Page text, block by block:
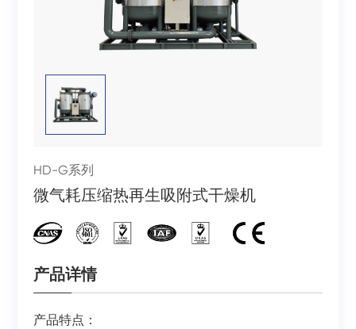
HD-G系列
微气耗压缩热再生吸附式干燥机
产品详情
产品特点：